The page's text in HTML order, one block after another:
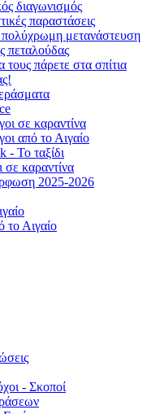
διαγωνισμός
παραστάσεις
μετανάστευση
πεταλούδας
τους πάρετε στα σπίτια
σε καραντίνα
από το Αιγαίο
- Το ταξίδι
σε καραντίνα
2025-2026
το Αιγαίο
- Σκοποί